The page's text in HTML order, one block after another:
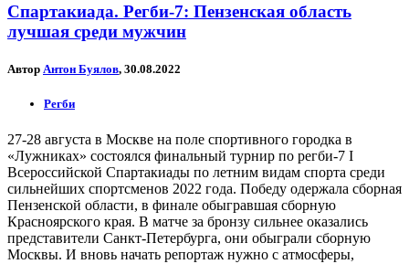
Спартакиада. Регби-7: Пензенская область
лучшая среди мужчин
Автор Антон Буялов, 30.08.2022
Регби
27-28 августа в Москве на поле спортивного городка в
«Лужниках» состоялся финальный турнир по регби-7 I
Всероссийской Спартакиады по летним видам спорта среди
сильнейших спортсменов 2022 года. Победу одержала сборная
Пензенской области, в финале обыгравшая сборную
Красноярского края. В матче за бронзу сильнее оказались
представители Санкт-Петербурга, они обыграли сборную
Москвы. И вновь начать репортаж нужно с атмосферы,